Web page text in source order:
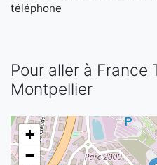
téléphone
Pour aller à France
Montpellier
+
−